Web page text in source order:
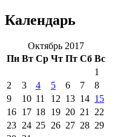
Календарь
Октябрь 2017
Пн Вт Ср Чт Пт Сб Вс
1
2
3 4 5 6 7
8
9
10 11 12 13 14 15
16 17 18 19 20 21
22
23 24 25 26 27 28 29